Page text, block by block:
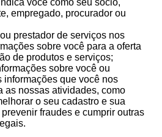
você como seu sócio,
empregado, procurador ou
prestador de serviços nos
sobre você para a oferta
de produtos e serviços;
sobre você ou
informações que você nos
as nossas atividades, como
o seu cadastro e sua
fraudes e cumprir outras